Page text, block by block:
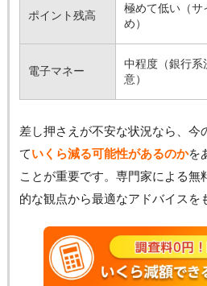
ポイント残高
極めて低い（サ
め）
電子マネー
中程度（銀行系
意）
差し押さえが不安な状況なら、今
ていくら減る可能性があるのかを
ことが重要です。専門家による無
的な観点から最適なアドバイスを